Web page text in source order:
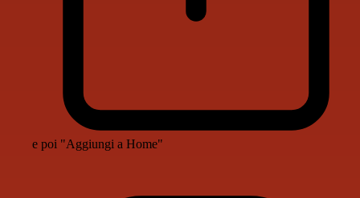
e poi "Aggiungi a Home"